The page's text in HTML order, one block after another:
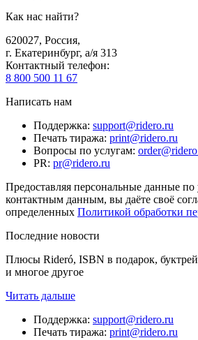
Как нас найти?
620027, Россия,
г. Екатеринбург, а/я 313
Контактный телефон:
8 800 500 11 67
Написать нам
Поддержка: support@ridero.ru
Печать тиража: print@ridero.ru
Вопросы по услугам:
PR: pr@ridero.ru
Предоставляя персональные данные
контактным данным, вы даёте своё
определенных Политикой обработки
Последние новости
Плюсы Rideró, ISBN в подарок,
и многое другое
Читать дальше
Поддержка: support@ridero.ru
Печать тиража: print@ridero.ru